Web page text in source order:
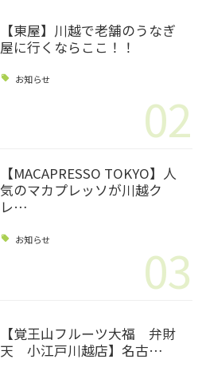
【東屋】川越で老舗のうなぎ
屋に行くならここ！！
お知らせ
02
【MACAPRESSO TOKYO】人
気のマカプレッソが川越ク
レ…
お知らせ 03
【覚王山フルーツ大福 弁財
天 小江戸川越店】名古…